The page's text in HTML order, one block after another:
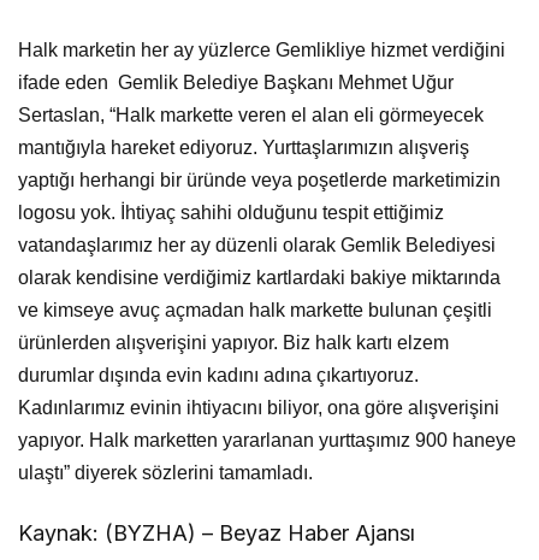
Halk marketin her ay yüzlerce Gemlikliye hizmet verdiğini
ifade eden Gemlik Belediye Başkanı Mehmet Uğur
Sertaslan, “Halk markette veren el alan eli görmeyecek
mantığıyla hareket ediyoruz. Yurttaşlarımızın alışveriş
yaptığı herhangi bir üründe veya poşetlerde marketimizin
logosu yok. İhtiyaç sahihi olduğunu tespit ettiğimiz
vatandaşlarımız her ay düzenli olarak Gemlik Belediyesi
olarak kendisine verdiğimiz kartlardaki bakiye miktarında
ve kimseye avuç açmadan halk markette bulunan çeşitli
ürünlerden alışverişini yapıyor. Biz halk kartı elzem
durumlar dışında evin kadını adına çıkartıyoruz.
Kadınlarımız evinin ihtiyacını biliyor, ona göre alışverişini
yapıyor. Halk marketten yararlanan yurttaşımız 900 haneye
ulaştı” diyerek sözlerini tamamladı.
Kaynak: (BYZHA) – Beyaz Haber Ajansı